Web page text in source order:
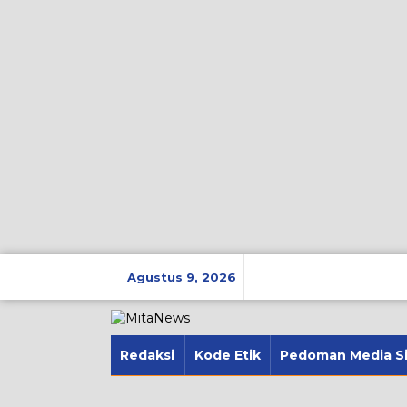
Agustus 9, 2026
Redaksi Kode Etik Pedoman Media